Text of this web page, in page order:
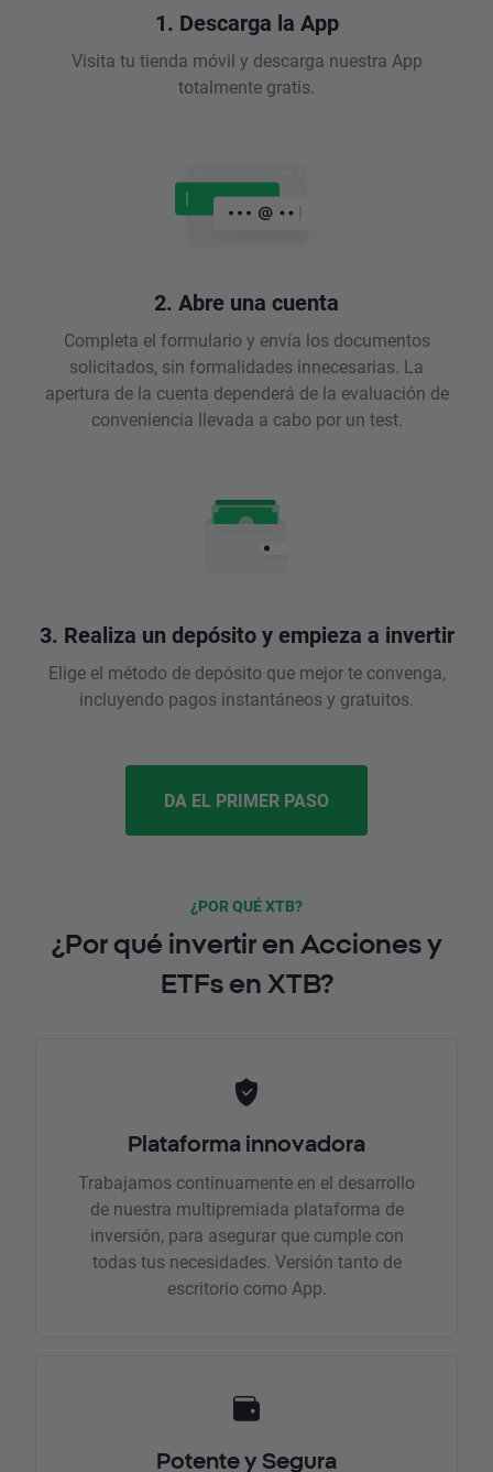
1. Descarga la App
Visita tu tienda móvil y descarga nuestra App
totalmente gratis.
2. Abre una cuenta
Completa el formulario y envía los documentos
solicitados, sin formalidades innecesarias. La
apertura de la cuenta dependerá de la evaluación de
conveniencia llevada a cabo por un test.
3. Realiza un depósito y empieza a invertir
Elige el método de depósito que mejor te convenga,
incluyendo pagos instantáneos y gratuitos.
DA EL PRIMER PASO
¿POR QUÉ XTB?
¿Por qué invertir en Acciones y
ETFs en XTB?
Plataforma innovadora
Trabajamos continuamente en el desarrollo
de nuestra multipremiada plataforma de
inversión, para asegurar que cumple con
todas tus necesidades. Versión tanto de
escritorio como App.
Potente y Segura